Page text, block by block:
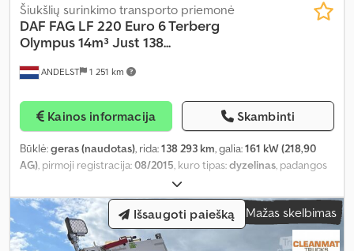
ANDELST 1 251 km
Šiukšlių surinkimo transporto priemonė
DAF FAG LF 220 Euro 6 Terberg
Olympus 14m³ Just 138...
Kainos informacija Skambinti
Būklė:geras (naudotas), rida:138 293 km, galia:161 kW (218,90
AG), pirmoji registracija:08/2015, kuro tipas:dyzelinas, padangos
, ašių konfigūracija:
kuras:dyzelinas, vairuotojo kabina:dieninė kabina, pavaros tipas:
automatinis, emisijos klasė:Euro 6, pakaba:plienas-oras, sėdimų
vietų skaičius:3, bendras ilgis:8 700 mm, bendras plotis:
2 400
mm , bendras aukštis:3 500 mm, leistina ašies apkrova (ašis 1):
Mažas skelbimas
Išsaugoti paiešką